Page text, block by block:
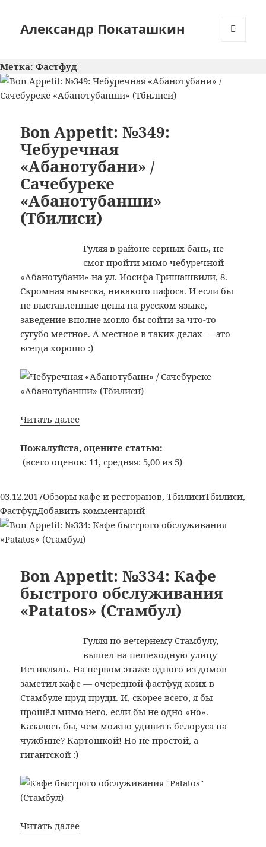
Александр Покаташкин
Метка: Фастфуд
Bon Appetit: №349:
Чебуречная
«Абанотубани» /
Сачебуреке
«Абанотубанши»
(Тбилиси)
Гуляя в районе серных бань, не
смог пройти мимо чебуречной
«Абанотубани» на ул. Иосифа Гришашвили, 8.
Скромная вывеска, никакого пафоса. И если бы
не выставленные цены на русском языке,
заведение вполне могло бы сойти за что-то
сугубо местное. А местное в таких делах — это
всегда хорошо :)
Читать далееBon
№349:
Чебуречная
Сачебуреке
«Абанотубанши»
(Тбилиси)
Пожалуйста, оцените статью:
(всего оценок: 11, средняя: 5,00 из 5)
Опубликовано
03.12.2017Рубрики
Обзоры кафе и ресторанов, ТбилисиМетки
Тбилиси,
ФастфудДобавить комментарийк
записи
Чебуречная
«Абанотубани»
/
«Абанотубанши»
(Тбилиси)
Bon Appetit: №334: Кафе
быстрого обслуживания
«Patatos» (Стамбул)
Гуляя по вечернему Стамбулу,
вышел на пешеходную улицу
Истикляль. На первом этаже одного из домов
заметил кафе — очередной фастфуд коих в
Стамбуле пруд пруди. И, скорее всего, я бы
прошёл мимо него, если бы не одно «но».
Казалось бы, чем можно удивить белоруса на
чужбине? Картошкой! Но не простой, а
гигантской :)
Читать далееBon